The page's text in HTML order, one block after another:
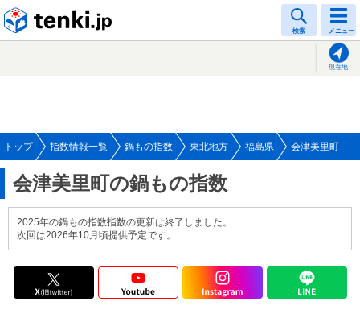
検索 メニュー
現在地
トップ 指数情報一覧 鍋もの指数 東北地方 福島県 会津美里町
会津美里町の鍋もの指数
2025年の鍋もの指数指数の更新は終了しました。
次回は2026年10月頃提供予定です。